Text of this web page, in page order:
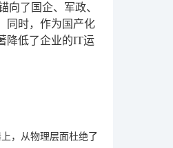
向了国企、军政、
同时，作为国产化
降低了企业的IT运
，从物理层面杜绝了